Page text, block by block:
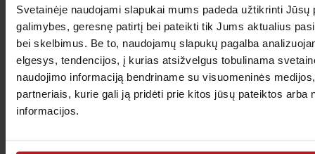
Svetainėje naudojami slapukai mums padeda užtikrinti Jūsų
galimybes, geresnę patirtį bei pateikti tik Jums aktualius
bei skelbimus. Be to, naudojamų slapukų pagalba
elgesys, tendencijos, į kurias atsižvelgus tobulinama
naudojimo informaciją bendriname su visuomeninės
partneriais, kurie gali ją pridėti prie kitos jūsų pateiktos arba
informacijos.
Trynys (vištos kiaušinio) Grikių
Baltymas (vištos kiaušinio) Kvietiniai